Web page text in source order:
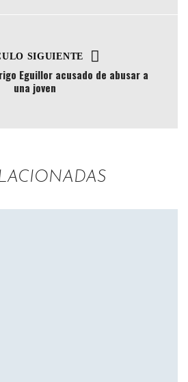
SIGUIENTE
Eguillor acusado de abusar a
una joven